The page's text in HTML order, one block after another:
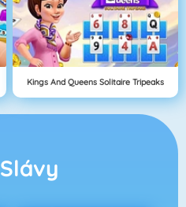
Kings And Queens Solitaire Tripeaks
Slávy